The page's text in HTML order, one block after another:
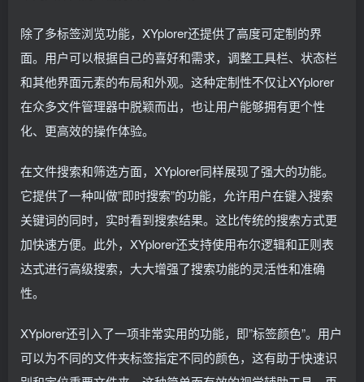
除了多标签浏览功能，XYplorer还提供了高度可定制的界
面。用户可以根据自己的喜好和需求，调整工具栏、状态栏
和其他界面元素的布局和外观。这种定制性不仅让XYplorer
在众多文件管理器中脱颖而出，也让用户能够拥有更个性
化、更高效的操作体验。
在文件搜索和筛选方面，XYplorer同样展现了强大的功能。
它提供了一种叫做”即时搜索”的功能，允许用户在键入搜索
关键词的同时，实时看到搜索结果。这比传统的搜索方式更
加快速方便。此外，XYplorer还支持使用布尔逻辑和正则表
达式进行高级搜索，大大增强了搜索功能的灵活性和准确
性。
XYplorer还引入了一项非常实用的功能，即”标签颜色”。用户
可以为不同的文件夹标签指定不同的颜色，这有助于快速识